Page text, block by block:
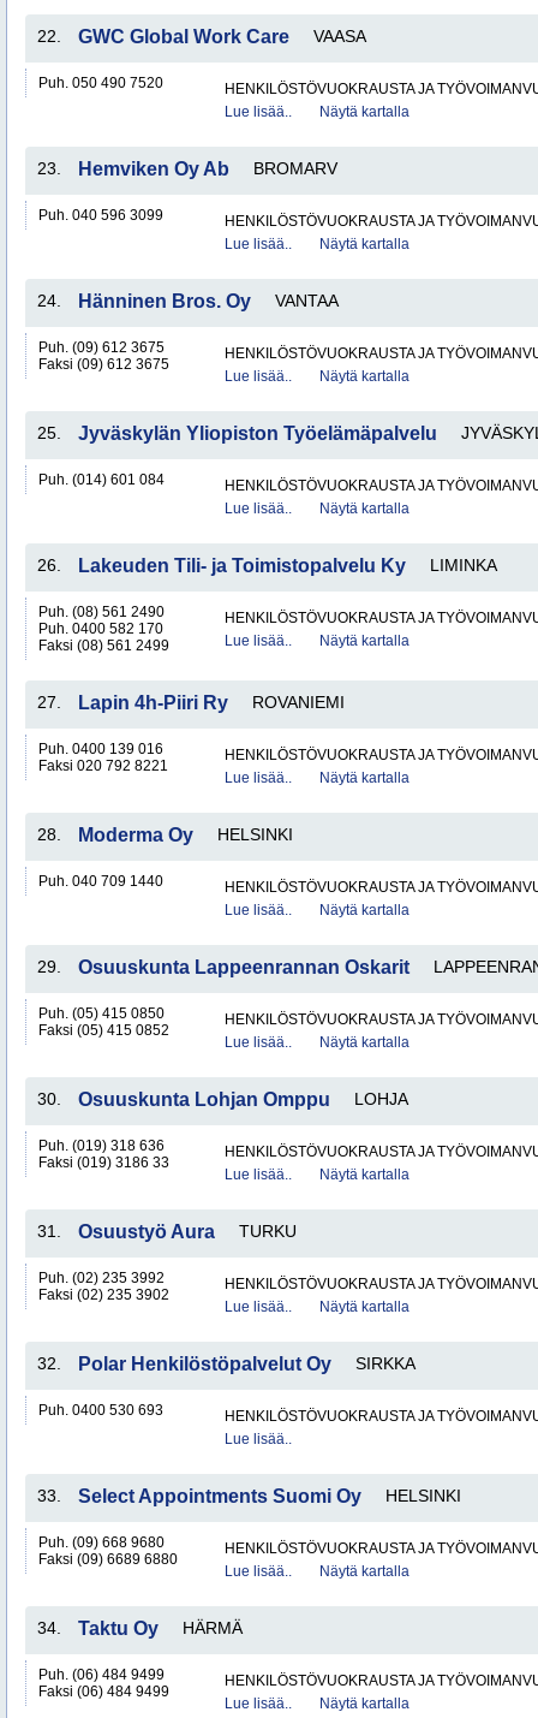
22. GWC Global Work Care VAASA
Puh. 050 490 7520
HENKILÖSTÖVUOKRAUSTA JA
Lue lisää..
Näytä kartalla
23. Hemviken Oy Ab BROMARV
Puh. 040 596 3099
HENKILÖSTÖVUOKRAUSTA JA
Lue lisää..
Näytä kartalla
24. Hänninen Bros. Oy VANTAA
Puh. (09) 612 3675
Faksi (09) 612 3675
HENKILÖSTÖVUOKRAUSTA JA
Lue lisää..
Näytä kartalla
25. Jyväskylän Yliopiston Työelämäpalvelu
Puh. (014) 601 084
HENKILÖSTÖVUOKRAUSTA JA
Lue lisää..
Näytä kartalla
26. Lakeuden Tili- ja Toimistopalvelu Ky LIMINKA
Puh. (08) 561 2490
Puh. 0400 582 170
Faksi (08) 561 2499
HENKILÖSTÖVUOKRAUSTA JA
Lue lisää..
Näytä kartalla
27. Lapin 4h-Piiri Ry ROVANIEMI
Puh. 0400 139 016
Faksi 020 792 8221
HENKILÖSTÖVUOKRAUSTA JA
Lue lisää..
Näytä kartalla
28. Moderma Oy HELSINKI
Puh. 040 709 1440
HENKILÖSTÖVUOKRAUSTA JA
Lue lisää..
Näytä kartalla
29. Osuuskunta Lappeenrannan Oskarit
Puh. (05) 415 0850
Faksi (05) 415 0852
HENKILÖSTÖVUOKRAUSTA JA
Lue lisää..
Näytä kartalla
30. Osuuskunta Lohjan Omppu LOHJA
Puh. (019) 318 636
Faksi (019) 3186 33
HENKILÖSTÖVUOKRAUSTA JA
Lue lisää..
Näytä kartalla
31. Osuustyö Aura TURKU
Puh. (02) 235 3992
Faksi (02) 235 3902
HENKILÖSTÖVUOKRAUSTA JA
Lue lisää..
Näytä kartalla
32. Polar Henkilöstöpalvelut Oy SIRKKA
Puh. 0400 530 693
HENKILÖSTÖVUOKRAUSTA JA
Lue lisää..
33. Select Appointments Suomi Oy HELSINKI
Puh. (09) 668 9680
Faksi (09) 6689 6880
HENKILÖSTÖVUOKRAUSTA JA
Lue lisää..
Näytä kartalla
34. Taktu Oy HÄRMÄ
Puh. (06) 484 9499
Faksi (06) 484 9499
HENKILÖSTÖVUOKRAUSTA JA
Lue lisää..
Näytä kartalla